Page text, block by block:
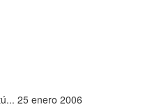
25 enero 2006